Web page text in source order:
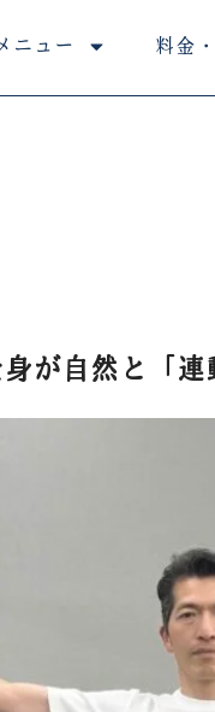
ニュー 料金
が自然と「連